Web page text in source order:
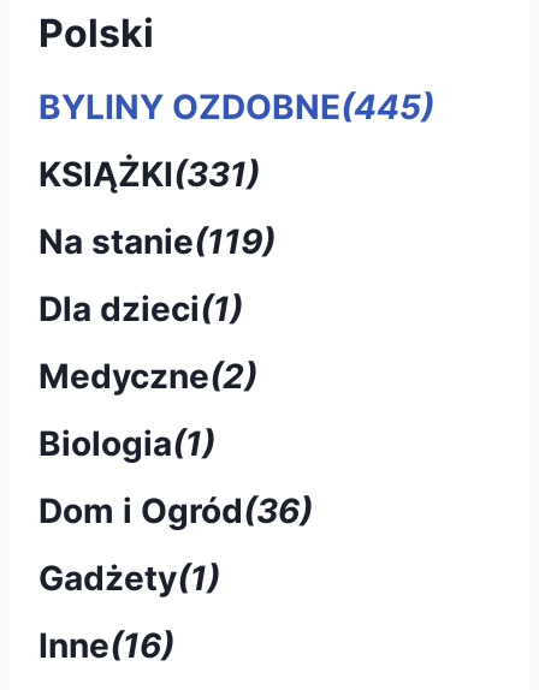
Polski
BYLINY OZDOBNE(445)
KSIĄŻKI(331)
Na stanie(119)
Dla dzieci(1)
Medyczne(2)
Biologia(1)
Dom i Ogród(36)
Gadżety(1)
Inne(16)